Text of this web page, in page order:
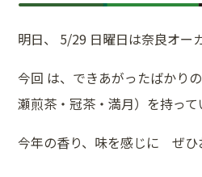
明日、 5/29 日曜日は奈良オー
今回 は、できあがったばかり
瀬煎茶・冠茶・満月）を持って
今年の香り、味を感じに ぜひ